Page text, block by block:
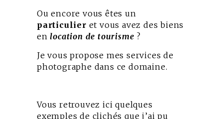
Ou encore vous êtes un
particulier et vous avez des biens
enlocation de tourisme ?
Je vous propose mes services de
photographe dans ce domaine.
Vous retrouvez ici quelques
exemples de clichés que j’ai pu